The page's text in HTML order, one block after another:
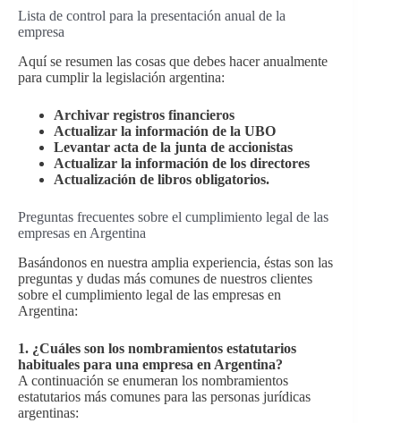
Lista de control para la presentación anual de la
empresa
Aquí se resumen las cosas que debes hacer anualmente
para cumplir la legislación argentina:
Archivar registros financieros
Actualizar la información de la UBO
Levantar acta de la junta de accionistas
Actualizar la información de los directores
Actualización de libros obligatorios.
Preguntas frecuentes sobre el cumplimiento legal de las
empresas en Argentina
Basándonos en nuestra amplia experiencia, éstas son las
preguntas y dudas más comunes de nuestros clientes
sobre el cumplimiento legal de las empresas en
Argentina:
1. ¿Cuáles son los nombramientos estatutarios
habituales para una empresa en Argentina?
A continuación se enumeran los nombramientos
estatutarios más comunes para las personas jurídicas
argentinas: